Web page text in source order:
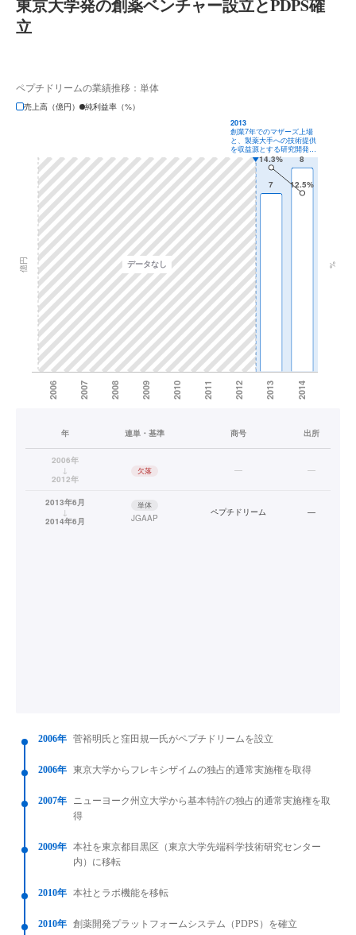
東京大学発の創薬ベンチャー設立とPDPS確
立
ペプチドリームの業績推移：単体
売上高（億円）
純利益率（%）
年 連単・基準 商号 出所
2006年
↓
2012年
欠落 — —
2013年6月
↓
2014年6月
単体
JGAAP
ペプチドリーム —
2006年 菅裕明氏と窪田規一氏がペプチドリームを設立
2006年 東京大学からフレキシザイムの独占的通常実施権を取得
2007年
ニューヨーク州立大学から基本特許の独占的通常実施権を取
得
2009年 本社を東京都目黒区（東京大学先端科学技術研究センター
内）に移転
2010年 本社とラボ機能を移転
2010年 創薬開発プラットフォームシステム（PDPS）を確立